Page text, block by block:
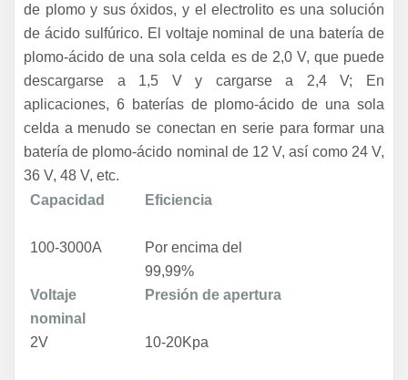
de plomo y sus óxidos, y el electrolito es una solución
de ácido sulfúrico. El voltaje nominal de una batería de
plomo-ácido de una sola celda es de 2,0 V, que puede
descargarse a 1,5 V y cargarse a 2,4 V; En
aplicaciones, 6 baterías de plomo-ácido de una sola
celda a menudo se conectan en serie para formar una
batería de plomo-ácido nominal de 12 V, así como 24 V,
36 V, 48 V, etc.
Capacidad
Eficiencia
100-3000A
Por encima del
99,99%
Voltaje
nominal
Presión de apertura
2V 10-20Kpa